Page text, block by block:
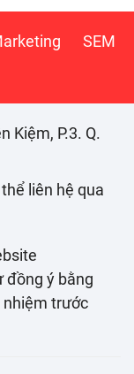
SEM
Kiệm, P.3. Q.
liên hệ qua
đồng ý bằng
nhiệm trước